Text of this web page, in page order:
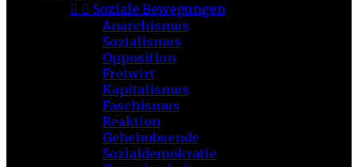
  Soziale Bewegungen
Anarchismus
Sozialismus
Opposition
Freiwirt
Kapitalismus
Faschismus
Reaktion
Geheimbuende
Sozialdemokratie